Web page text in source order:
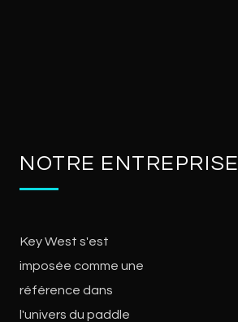
NOTRE ENTREPRISE
Key West s'est
imposée comme une
référence dans
l'univers du paddle